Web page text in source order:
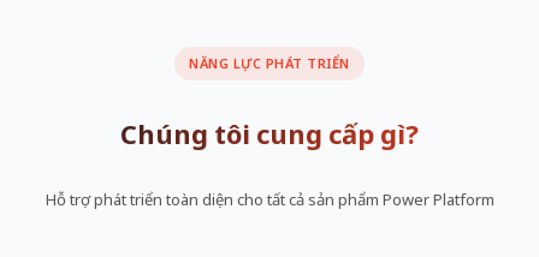
NĂNG LỰC PHÁT TRIỂN
Chúng tôi cung cấp gì?
Hỗ trợ phát triển toàn diện cho tất cả sản phẩm Power Platform